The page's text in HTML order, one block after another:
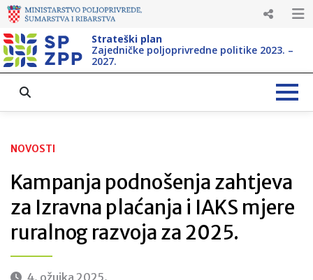
Strateški plan
Zajedničke poljoprivredne politike 2023. –
2027.
NOVOSTI
Kampanja podnošenja zahtjeva
za Izravna plaćanja i IAKS mjere
ruralnog razvoja za 2025.
4. ožujka 2025.